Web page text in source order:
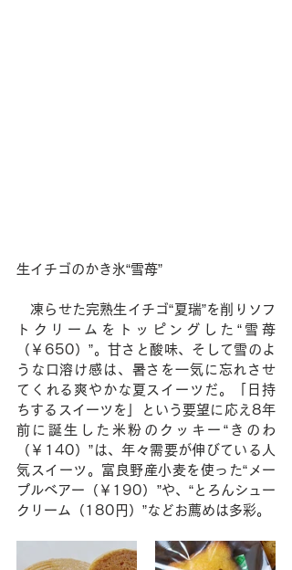
生イチゴのかき氷“雪苺”
凍らせた完熟生イチゴ“夏瑞”を削りソフ
トクリームをトッピングした“雪苺
（￥650）”。甘さと酸味、そして雪のよ
うな口溶け感は、暑さを一気に忘れさせ
てくれる爽やかな夏スイーツだ。「日持
ちするスイーツを」という要望に応え8年
前に誕生した米粉のクッキー“きのわ
（￥140）”は、年々需要が伸びている人
気スイーツ。富良野産小麦を使った“メー
プルベアー（￥190）”や、“とろんシュー
クリーム（180円）”などお薦めは多彩。